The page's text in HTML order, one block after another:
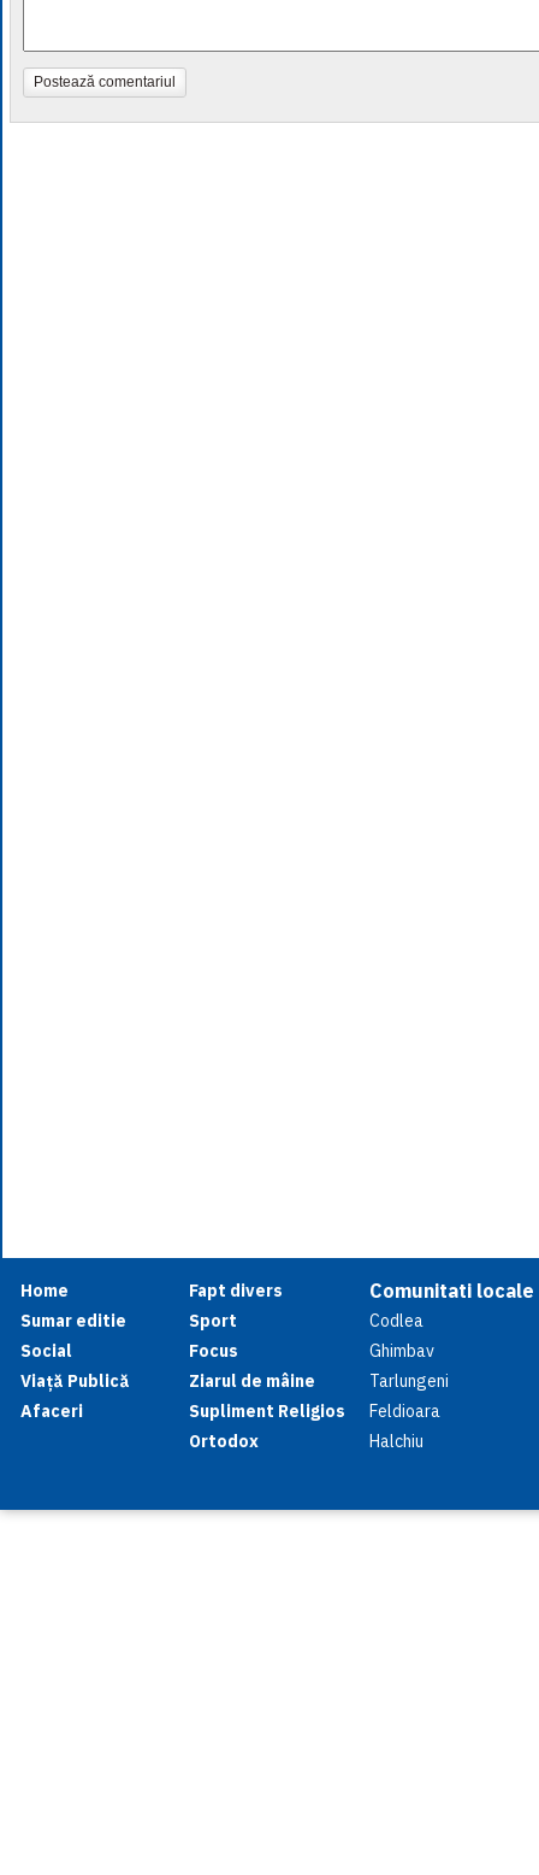
Postează comentariul
Home
Sumar editie
Social
Viață Publică
Afaceri
Fapt divers
Sport
Focus
Ziarul de mâine
Supliment Religios
Ortodox
Comunitati locale
Codlea
Ghimbav
Tarlungeni
Feldioara
Halchiu